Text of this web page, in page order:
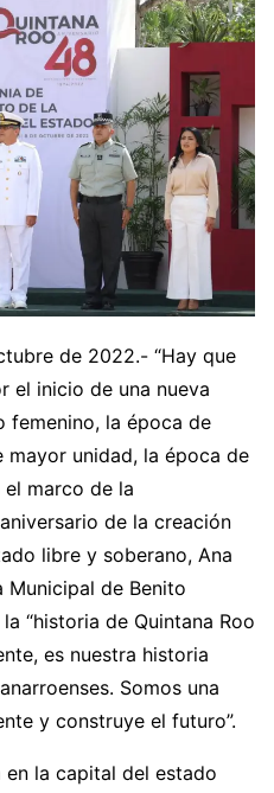
de 2022.- “Hay que
el inicio de una nueva
femenino, la época de
unidad, la época de
el marco de la
de la creación
libre y soberano, Ana
Municipal de Benito
“historia de Quintana Roo
es nuestra historia
Somos una
y construye el futuro”.
la capital del estado